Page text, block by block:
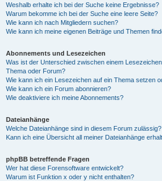
Weshalb erhalte ich bei der Suche keine Ergebnisse?
Warum bekomme ich bei der Suche eine leere Seite?
Wie kann ich nach Mitgliedern suchen?
Wie kann ich meine eigenen Beiträge und Themen
Abonnements und Lesezeichen
Was ist der Unterschied zwischen einem
Thema oder Forum?
Wie kann ich ein Lesezeichen auf ein Thema setzen
Wie kann ich ein Forum abonnieren?
Wie deaktiviere ich meine Abonnements?
Dateianhänge
Welche Dateianhänge sind in diesem Forum zulässig?
Kann ich eine Übersicht all meiner Dateianhänge
phpBB betreffende Fragen
Wer hat diese Forensoftware entwickelt?
Warum ist Funktion x oder y nicht enthalten?